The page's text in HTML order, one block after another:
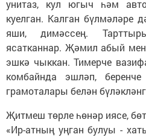
унитаз, кул югыч һәм
куелган. Калган бүлмәләре
яши, димәссең.
ясатканнар. Җәмил абый
эшкә чыккан. Тимерче
комбайнда эшләп,
грамоталары белән
Җитмеш төрле һөнәр иясе,
«Ир-атның уңган булуы -